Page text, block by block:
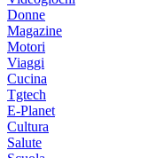
Donne
Magazine
Motori
Viaggi
Cucina
Tgtech
E-Planet
Cultura
Salute